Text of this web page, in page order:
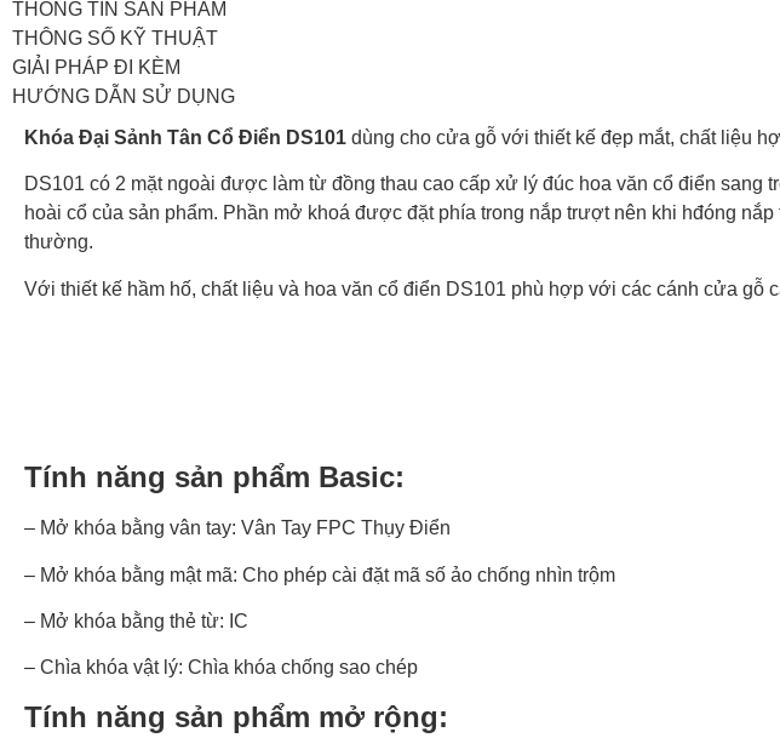
THÔNG TIN SẢN PHẨM
THÔNG SỐ KỸ THUẬT
GIẢI PHÁP ĐI KÈM
HƯỚNG DẪN SỬ DỤNG
Khóa Đại Sảnh Tân Cổ Điển DS101 dùng cho cửa gỗ với thiết kế đẹp mắt, chất liệu
DS101 có 2 mặt ngoài được làm từ đồng thau cao cấp xử lý đúc hoa văn cổ điển sang
hoài cổ của sản phẩm. Phần mở khoá được đặt phía trong nắp trượt nên khi hđóng
thường.
Với thiết kế hầm hố, chất liệu và hoa văn cổ điển DS101 phù hợp với các cánh cửa
Tính năng sản phẩm Basic:
– Mở khóa bằng vân tay: Vân Tay FPC Thụy Điển
– Mở khóa bằng mật mã: Cho phép cài đặt mã số ảo chống nhìn trộm
– Mở khóa bằng thẻ từ: IC
– Chìa khóa vật lý: Chìa khóa chống sao chép
Tính năng sản phẩm mở rộng: